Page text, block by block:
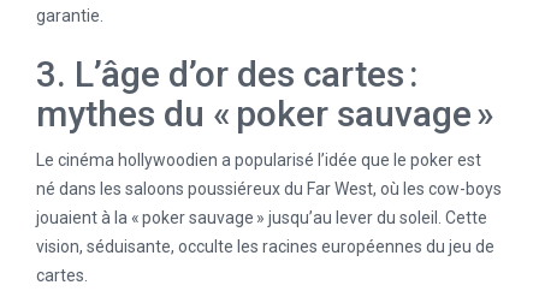
garantie.
3. L’âge d’or des cartes :
mythes du « poker sauvage »
Le cinéma hollywoodien a popularisé l’idée que le poker est
né dans les saloons poussiéreux du Far West, où les cow-boys
jouaient à la « poker sauvage » jusqu’au lever du soleil. Cette
vision, séduisante, occulte les racines européennes du jeu de
cartes.